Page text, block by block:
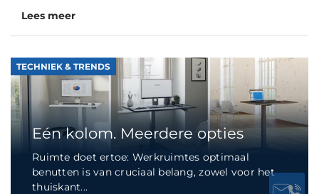
Lees meer
TECHNIEK & TRENDS
Eén kolom. Meerdere opties
Ruimte doet ertoe: Werkruimtes optimaal
benutten is van cruciaal belang, zowel voor het
thuiskant...